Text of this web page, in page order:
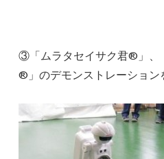
③「ムラタセイサク君®」、
®」のデモンストレーション